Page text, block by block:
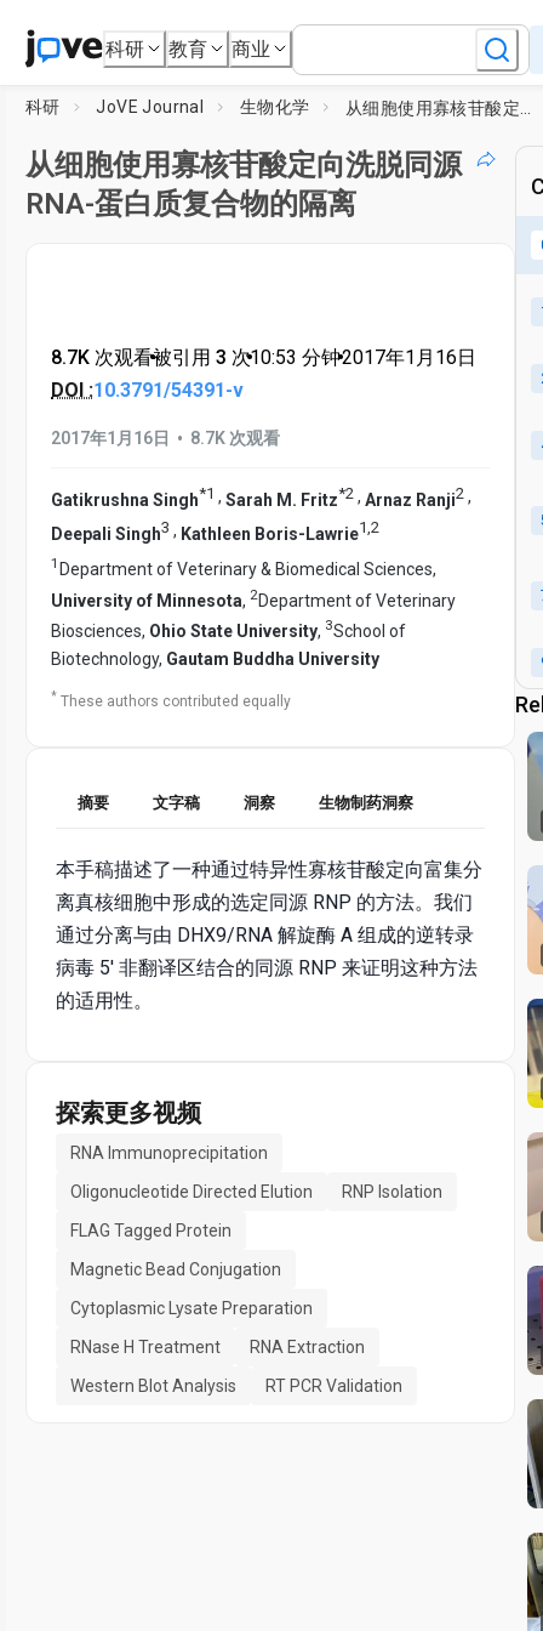
科研 教育 商业
科研 JoVE Journal 生物化学
从细胞使用寡核苷酸定向洗脱同源
RNA-蛋白质复合物的隔离
8.7K 次观看•被引用 3 次•10:53 分钟•2017年1月16日
DOI :10.3791/54391-v
2017年1月16日 • 8.7K 次观看
Gatikrushna Singh*1 , Sarah M. Fritz*2 , Arnaz Ranji2 ,
Deepali Singh3 , Kathleen Boris-Lawrie1 2
1 Department of Veterinary & Biomedical Sciences,
University of Minnesota, 2Department of Veterinary
Biosciences, Ohio State University, 3School of
Biotechnology, Gautam Buddha University
* These authors contributed equally
摘要 文字稿 洞察 生物制药洞察
本手稿描述了一种通过特异性寡核苷酸定向富集分
离真核细胞中形成的选定同源 RNP 的方法。我们
通过分离与由 DHX9/RNA 解旋酶 A 组成的逆转录
病毒 5' 非翻译区结合的同源 RNP 来证明这种方法
的适用性。
探索更多视频
RNA Immunoprecipitation
Oligonucleotide Directed Elution
RNP Isolation
FLAG Tagged Protein
Magnetic Bead Conjugation
Cytoplasmic Lysate Preparation
RNase H Treatment
RNA Extraction
Western Blot Analysis
RT PCR Validation